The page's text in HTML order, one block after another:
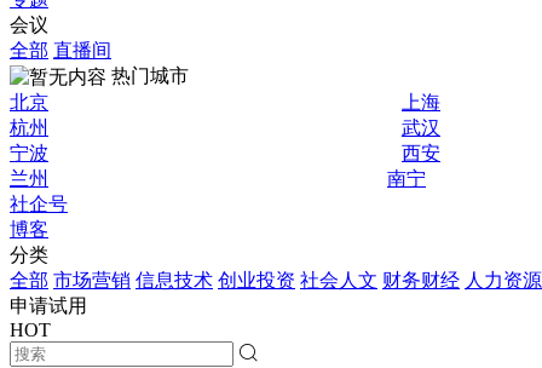
会议
全部 直播间
热门城市
北京
上海
杭州
武汉
宁波
西安
兰州
南宁
社企号
博客
分类
全部 市场营销 信息技术 创业投资 社会人文 财务财经 人力资源
申请试用
HOT